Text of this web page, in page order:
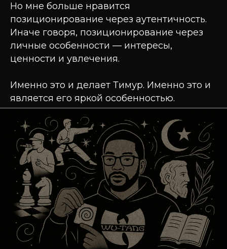
Но мне больше нравится
позиционирование через аутентичность.
Иначе говоря, позиционирование через
личные особенности — интересы,
ценности и увлечения.
Именно это и делает Тимур. Именно это и
является его яркой особенностью.